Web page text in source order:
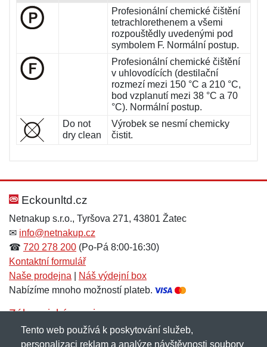
Profesionální chemické čištění
tetrachlorethenem a všemi
rozpouštědly uvedenými pod
symbolem F. Normální postup.
Profesionální chemické čištění
v uhlovodících (destilační
rozmezí mezi 150 °C a 210 °C,
bod vzplanutí mezi 38 °C a 70
°C). Normální postup.
Do not
dry clean
Výrobek se nesmí chemicky
čistit.
Eckounltd.cz
Netnakup s.r.o., Tyršova 271, 43801 Žatec
✉ info@netnakup.cz
☎ 720 278 200 (Po-Pá 8:00-16:30)
Kontaktní formulář
Naše prodejna
Náš výdejní box
Nabízíme mnoho možností plateb.
Zákaznický servis
Novinky emailem
Tento web používá k poskytování služeb,
personalizaci reklam a analýze návštěvnosti soubory